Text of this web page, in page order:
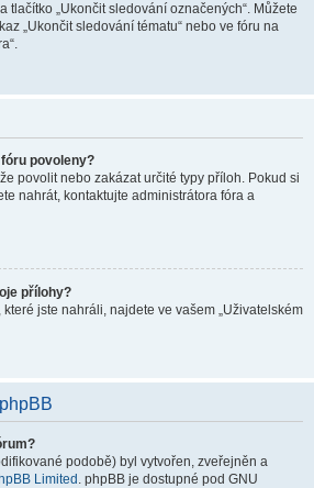
tlačítko „Ukončit sledování označených“. Můžete
„Ukončit sledování tématu“ nebo ve fóru na
povoleny?
povolit nebo zakázat určité typy příloh. Pokud si
nahrát, kontaktujte administrátora fóra a
přílohy?
jste nahráli, najdete ve vašem „Uživatelském
podobě) byl vytvořen, zveřejněn a
Limited . phpBB je dostupné pod GNU